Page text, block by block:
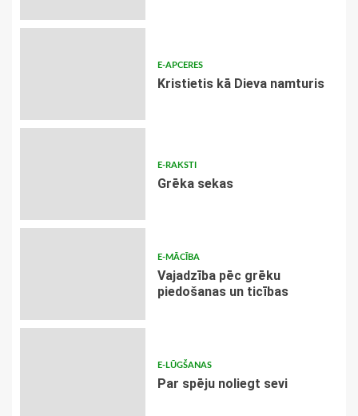
E-APCERES
Kristietis kā Dieva namturis
E-RAKSTI
Grēka sekas
E-MĀCĪBA
Vajadzība pēc grēku
piedošanas un ticības
E-LŪGŠANAS
Par spēju noliegt sevi